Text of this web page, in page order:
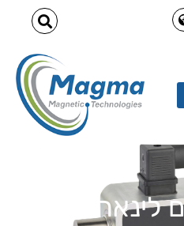
לינאריים